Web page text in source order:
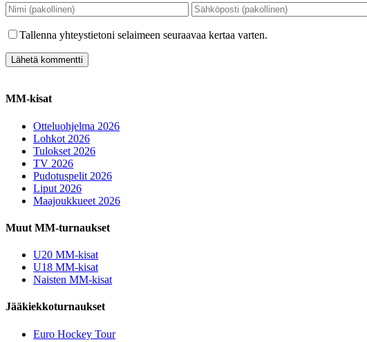
Tallenna yhteystietoni selaimeen seuraavaa kertaa varten.
MM-kisat
Otteluohjelma 2026
Lohkot 2026
Tulokset 2026
TV 2026
Pudotuspelit 2026
Liput 2026
Maajoukkueet 2026
Muut MM-turnaukset
U20 MM-kisat
U18 MM-kisat
Naisten MM-kisat
Jääkiekkoturnaukset
Euro Hockey Tour